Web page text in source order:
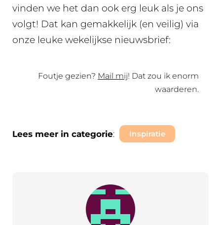
vinden we het dan ook erg leuk als je ons
volgt! Dat kan gemakkelijk (en veilig) via
onze leuke wekelijkse nieuwsbrief:
Foutje gezien? Mail mij! Dat zou ik enorm
waarderen.
Lees meer in categorie: Inspiratie